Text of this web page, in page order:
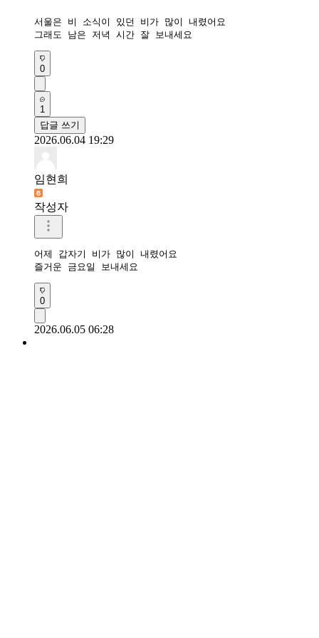
서울은 비 소식이 있던 비가 많이 내렸어요
그래도 남은 저녁 시간 잘 보내세요
0
1
답글 쓰기
2026.06.04 19:29
임현희
작성자
어제 갑자기 비가 많이 내렸어요
즐거운 금요일 보내세요
0
2026.06.05 06:28